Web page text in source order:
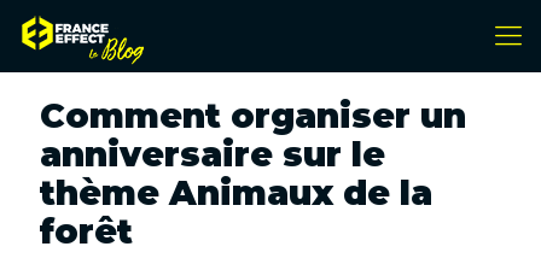
Comment organiser un
anniversaire sur le
thème Animaux de la
forêt